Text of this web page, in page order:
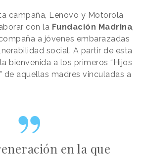
campaña, Lenovo y Motorola
con la Fundación Madrina
a jóvenes embarazadas
social. A partir de esta
bienvenida a los primeros “Hijos
de aquellas madres vinculadas a
en la que